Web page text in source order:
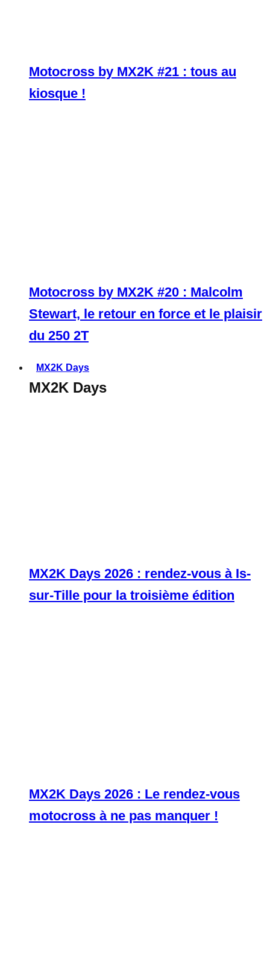
Motocross by MX2K #21 : tous au
kiosque !
Motocross by MX2K #20 : Malcolm
Stewart, le retour en force et le plaisir
du 250 2T
MX2K Days
MX2K Days
MX2K Days 2026 : rendez-vous à Is-
sur-Tille pour la troisième édition
MX2K Days 2026 : Le rendez-vous
motocross à ne pas manquer !